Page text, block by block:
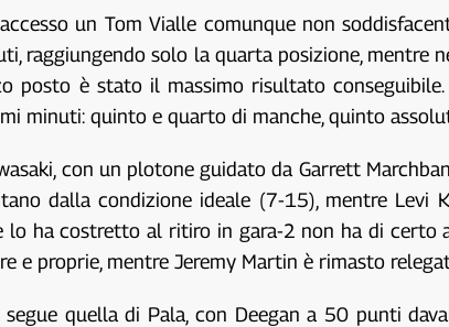
un Tom Vialle comunque non
raggiungendo solo la quarta posizione,
posto è stato il massimo risultato
minuti: quinto e quarto di manche, quinto
con un plotone guidato da Garrett
dalla condizione ideale (7-15), mentre
ha costretto al ritiro in gara-2 non ha di certo
e proprie, mentre Jeremy Martin è rimasto
quella di Pala, con Deegan a 50 punti